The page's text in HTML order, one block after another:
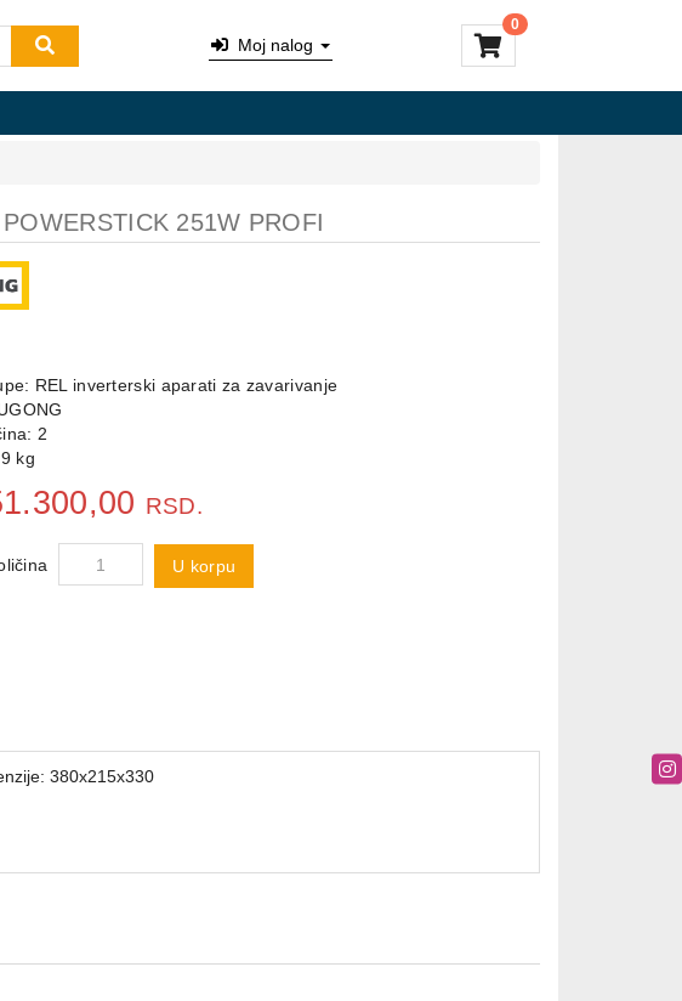
Moj nalog
0
251W PROFI
REL inverterski aparati za zavarivanje
2
kg
RSD.
U korpu
380x215x330